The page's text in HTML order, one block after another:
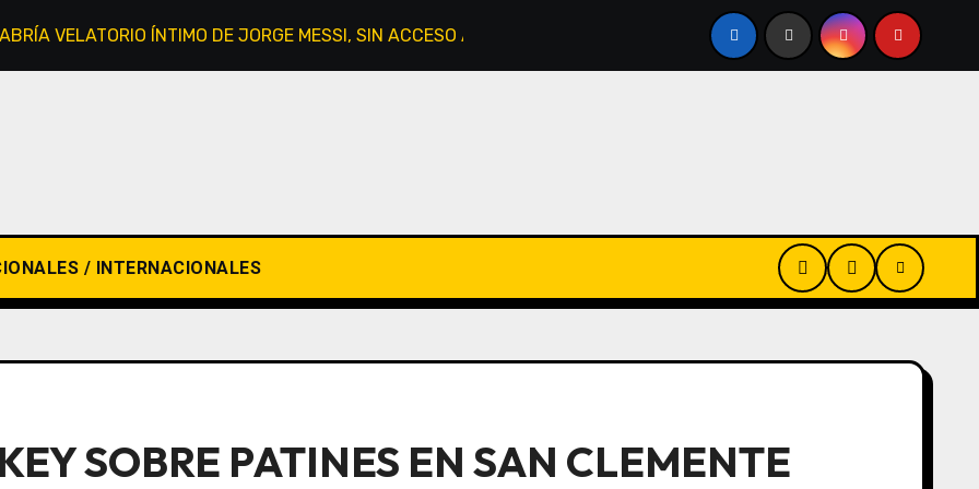
VELATORIO ÍNTIMO DE JORGE MESSI, SIN ACCESO AL PÚBLICO CERRARON 3 MIL PANADERÍAS, CAYÓ UN
/ INTERNACIONALES
SOBRE PATINES EN SAN CLEMENTE